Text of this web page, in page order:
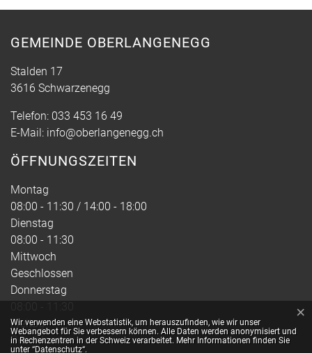
GEMEINDE OBERLANGENEGG
Stalden 17
3616 Schwarzenegg
Telefon: 033 453 16 49
E-Mail: info@oberlangenegg.ch
ÖFFNUNGSZEITEN
Montag
08:00 - 11:30 / 14:00 - 18:00
Dienstag
08:00 - 11:30
Mittwoch
Geschlossen
Donnerstag
Freitag
Geschlossen
Webstatistik
Wir verwenden eine Webstatistik, um herauszufinden, wie wir unser
Webangebot für Sie verbessern können. Alle Daten werden anonymisiert und
in Rechenzentren in der Schweiz verarbeitet. Mehr Informationen finden Sie
unter “Datenschutz“.
×